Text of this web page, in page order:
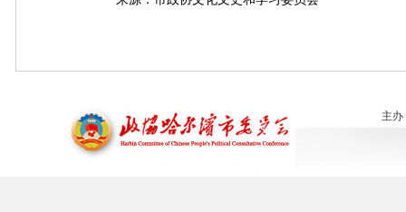
主